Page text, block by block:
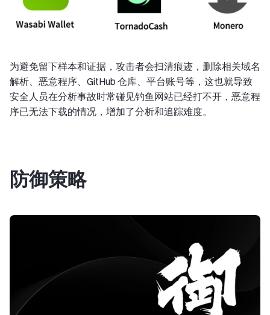
为避免留下样本和证据，攻击者会扫清痕迹，删除相关域名
解析、恶意程序、GitHub 仓库、平台账号等，这也就导致
安全人员在分析事故时常碰见钓鱼网站已经打不开，恶意程
序已无法下载的情况，增加了分析和追踪难度。
防御策略